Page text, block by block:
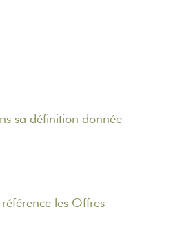
sa définition donnée
les Offres